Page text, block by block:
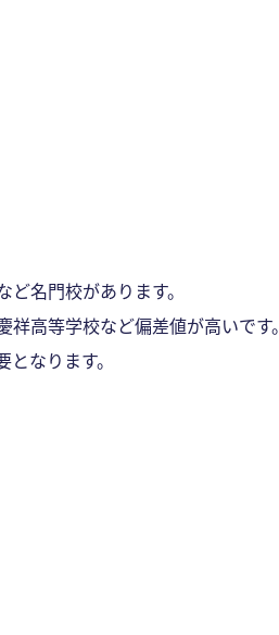
名門校があります。
高等学校など偏差値が高いです。
なります。